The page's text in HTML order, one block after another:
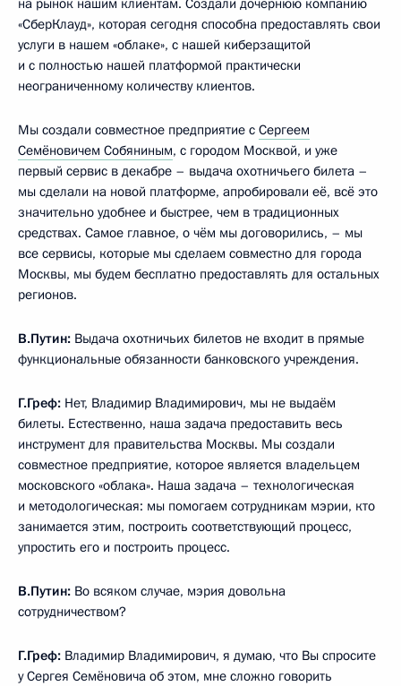
на рынок нашим клиентам. Создали дочернюю компанию
«СберКлауд», которая сегодня способна предоставлять свои
услуги в нашем «облаке», с нашей киберзащитой
и с полностью нашей платформой практически
неограниченному количеству клиентов.
Мы создали совместное предприятие с Сергеем
Семёновичем Собяниным, с городом Москвой, и уже
первый сервис в декабре – выдача охотничьего билета –
мы сделали на новой платформе, апробировали её, всё это
значительно удобнее и быстрее, чем в традиционных
средствах. Самое главное, о чём мы договорились, – мы
все сервисы, которые мы сделаем совместно для города
Москвы, мы будем бесплатно предоставлять для остальных
регионов.
В.Путин: Выдача охотничьих билетов не входит в прямые
функциональные обязанности банковского учреждения.
Г.Греф: Нет, Владимир Владимирович, мы не выдаём
билеты. Естественно, наша задача предоставить весь
инструмент для правительства Москвы. Мы создали
совместное предприятие, которое является владельцем
московского «облака». Наша задача – технологическая
и методологическая: мы помогаем сотрудникам мэрии, кто
занимается этим, построить соответствующий процесс,
упростить его и построить процесс.
В.Путин: Во всяком случае, мэрия довольна
сотрудничеством?
Г.Греф: Владимир Владимирович, я думаю, что Вы спросите
у Сергея Семёновича об этом, мне сложно говорить